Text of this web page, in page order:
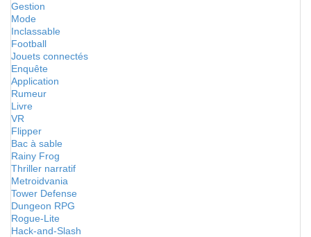
Gestion
Mode
Inclassable
Football
Jouets connectés
Enquête
Application
Rumeur
Livre
VR
Flipper
Bac à sable
Rainy Frog
Thriller narratif
Metroidvania
Tower Defense
Dungeon RPG
Rogue-Lite
Hack-and-Slash